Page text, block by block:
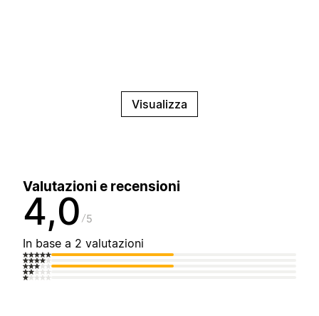
Visualizza
Valutazioni e recensioni
4,0 5
In base a 2 valutazioni